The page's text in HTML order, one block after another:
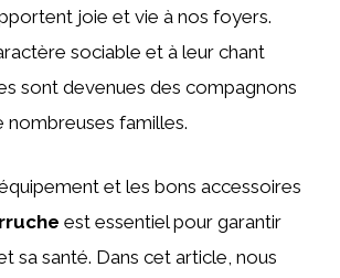
joie et vie à nos foyers.
sociable et à leur chant
sont devenues des compagnons
nombreuses familles.
et les bons accessoires
est essentiel pour garantir
sa santé. Dans cet article, nous